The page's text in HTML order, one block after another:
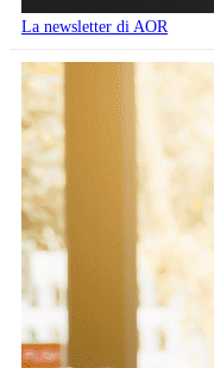
La newsletter di AOR